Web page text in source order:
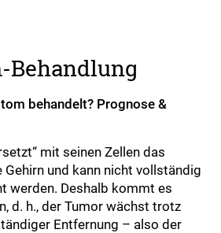
Behandlung
behandelt? Prognose &
mit seinen Zellen das
Gehirn und kann nicht vollständig
werden. Deshalb kommt es
d. h., der Tumor wächst trotz
Entfernung – also der